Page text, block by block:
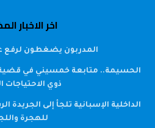
اخر الاخبار
المدربون يضغطون لرفع
الحسيمة.. متابعة خمسيني في
ذوي الاحتياجات
للهجرة